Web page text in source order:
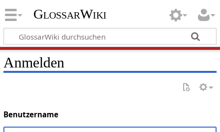
GlossarWiki
Anmelden
Benutzername